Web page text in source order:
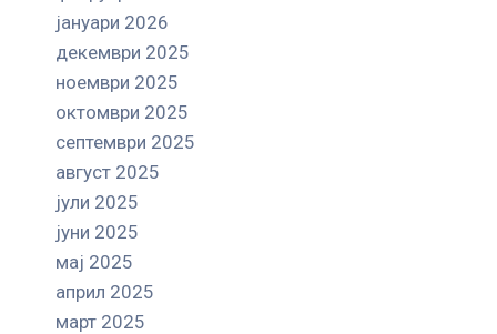
јануари 2026
декември 2025
ноември 2025
октомври 2025
септември 2025
август 2025
јули 2025
јуни 2025
мај 2025
април 2025
март 2025